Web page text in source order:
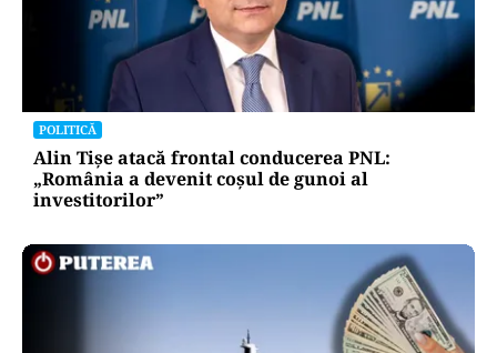
POLITICĂ
Alin Tișe atacă frontal conducerea PNL:
„România a devenit coșul de gunoi al
investitorilor”